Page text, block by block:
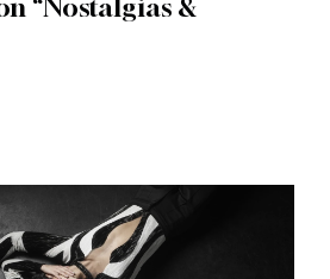
“Nostalgias &